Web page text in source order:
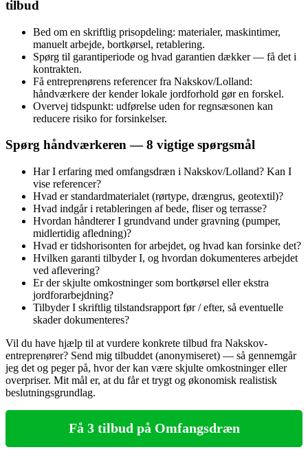
tilbud
Bed om en skriftlig prisopdeling: materialer, maskintimer,
manuelt arbejde, bortkørsel, retablering.
Spørg til garantiperiode og hvad garantien dækker — få det i
kontrakten.
Få entreprenørens referencer fra Nakskov/Lolland:
håndværkere der kender lokale jordforhold gør en forskel.
Overvej tidspunkt: udførelse uden for regnsæsonen kan
reducere risiko for forsinkelser.
Spørg håndværkeren — 8 vigtige spørgsmål
Har I erfaring med omfangsdræn i Nakskov/Lolland? Kan I
vise referencer?
Hvad er standardmaterialet (rørtype, drængrus, geotextil)?
Hvad indgår i retableringen af bede, fliser og terrasse?
Hvordan håndterer I grundvand under gravning (pumper,
midlertidig afledning)?
Hvad er tidshorisonten for arbejdet, og hvad kan forsinke det?
Hvilken garanti tilbyder I, og hvordan dokumenteres arbejdet
ved aflevering?
Er der skjulte omkostninger som bortkørsel eller ekstra
jordforarbejdning?
Tilbyder I skriftlig tilstandsrapport før / efter, så eventuelle
skader dokumenteres?
Vil du have hjælp til at vurdere konkrete tilbud fra Nakskov-
entreprenører? Send mig tilbuddet (anonymiseret) — så gennemgår
jeg det og peger på, hvor der kan være skjulte omkostninger eller
overpriser. Mit mål er, at du får et trygt og økonomisk realistisk
beslutningsgrundlag.
Få 3 tilbud på Omfangsdræn